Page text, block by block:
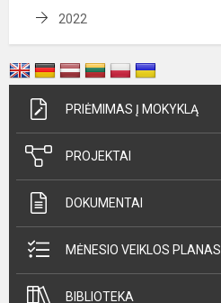
2022
PRIĖMIMAS Į MOKYKLĄ
PROJEKTAI
DOKUMENTAI
MĖNESIO VEIKLOS PLANAS
BIBLIOTEKA